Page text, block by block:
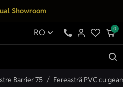
Showroom
RO 0
Barrier 75 / Fereastră PVC cu